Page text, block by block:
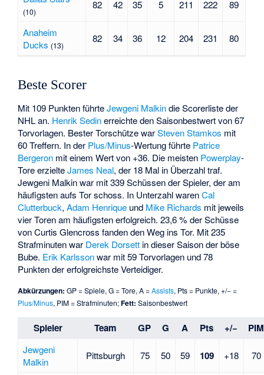
(10)
82 42 35 5 211 222 89
Anaheim
Ducks (13)
82 34 36 12 204 231 80
Beste Scorer
Mit 109 Punkten führteJewgeni Malkindie Scorerliste der
NHL an. Henrik Sedinerreichte den Saisonbestwert von 67
Torvorlagen. Bester Torschütze warSteven Stamkos mit
60 Treffern. In der Plus/Minus-Wertung führte Patrice
Bergeron mit einem Wert von +36. Die meisten Powerplay-
Tore erzielteJames Neal, der 18 Mal in Überzahl traf.
Jewgeni Malkin war mit 339 Schüssen der Spieler, der am
häufigsten aufs Tor schoss. In Unterzahl warenCal
Clutterbuck,Adam Henrique und Mike Richards mit jeweils
vier Toren am häufigsten erfolgreich. 23,6 % der Schüsse
vonCurtis Glencross fanden den Weg ins Tor. Mit 235
Strafminuten war Derek Dorsett in dieser Saison der böse
Bube. Erik Karlssonwar mit 59 Torvorlagen und 78
Punkten der erfolgreichste Verteidiger.
Abkürzungen: GP = Spiele, G = Tore, A =Assists, Pts = Punkte, +/− =
Plus/Minus, PIM = Strafminuten;Fett: Saisonbestwert
Spieler Team GP G A Pts +/− PIM
Jewgeni
Malkin
Pittsburgh 75 50 59 109 +18 70